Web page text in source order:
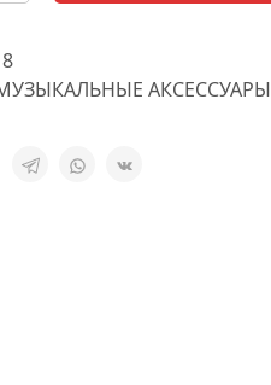
АКСЕССУАРЫ